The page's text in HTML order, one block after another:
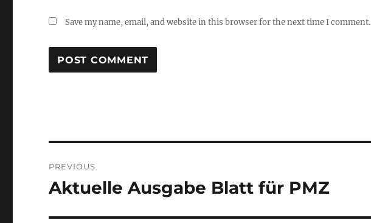
Save my name, email, and website in this browser for the next time I comment.
navigation
PREVIOUS
Previous
Aktuelle Ausgabe Blatt für PMZ